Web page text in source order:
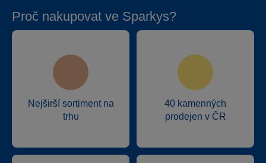
Proč nakupovat ve Sparkys?
Nejširší sortiment na
trhu
40 kamenných
prodejen v ČR